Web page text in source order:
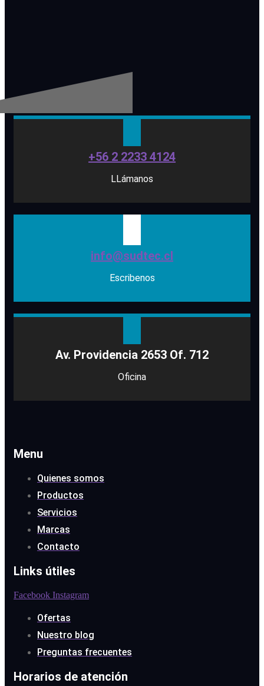
+56 2 2233 4124
LLámanos
info@sudtec.cl
Escribenos
Av. Providencia 2653 Of. 712
Oficina
Menu
Quienes somos
Productos
Servicios
Marcas
Contacto
Links útiles
Facebook Instagram
Ofertas
Nuestro blog
Preguntas frecuentes
Horarios de atención